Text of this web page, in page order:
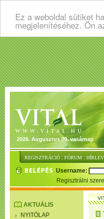
Ez a weboldal sütiket
megjelenítéséhez. Ön
2026. Augusztus 09. vasárnap
REGISZTRÁCIÓ : FÓRUM :
Username:
Regisztrálni
AKTUÁLIS
NYITÓLAP